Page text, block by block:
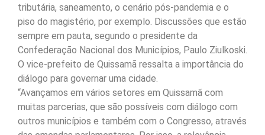
tributária, saneamento, o cenário pós-pandemia e o
piso do magistério, por exemplo. Discussões que estão
sempre em pauta, segundo o presidente da
Confederação Nacional dos Municípios, Paulo Ziulkoski.
O vice-prefeito de Quissamã ressalta a importância do
diálogo para governar uma cidade.
“Avançamos em vários setores em Quissamã com
muitas parcerias, que são possíveis com diálogo com
outros municípios e também com o Congresso, através